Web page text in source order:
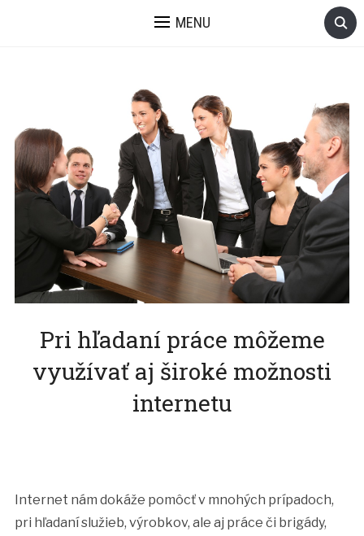
MENU
Pri hľadaní práce môžeme
využívať aj široké možnosti
internetu
Internet nám dokáže pomôcť v mnohých prípadoch,
pri hľadaní služieb, výrobkov, ale aj práce či brigády,